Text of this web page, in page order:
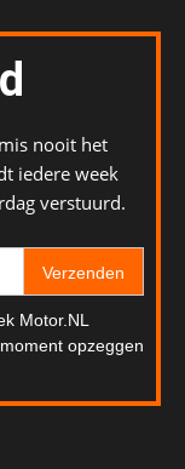
nooit het
iedere week
verstuurd.
Verzenden
Motor.NL
opzeggen